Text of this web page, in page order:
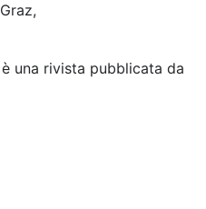
una rivista pubblicata da